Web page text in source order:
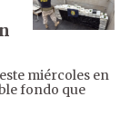
miércoles en
fondo que